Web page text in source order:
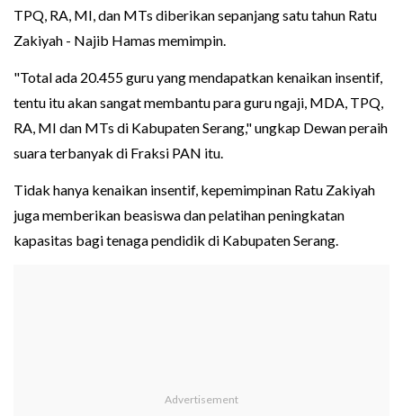
TPQ, RA, MI, dan MTs diberikan sepanjang satu tahun Ratu
Zakiyah - Najib Hamas memimpin.
"Total ada 20.455 guru yang mendapatkan kenaikan insentif,
tentu itu akan sangat membantu para guru ngaji, MDA, TPQ,
RA, MI dan MTs di Kabupaten Serang," ungkap Dewan peraih
suara terbanyak di Fraksi PAN itu.
Tidak hanya kenaikan insentif, kepemimpinan Ratu Zakiyah
juga memberikan beasiswa dan pelatihan peningkatan
kapasitas bagi tenaga pendidik di Kabupaten Serang.